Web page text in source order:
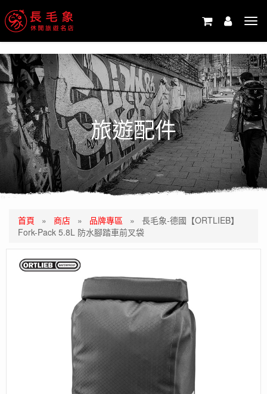
旅遊配件
首頁 » 商店 » 品牌專區 » 長毛象-德國【ORTLIEB】
Fork-Pack 5.8L 防水腳踏車前叉袋